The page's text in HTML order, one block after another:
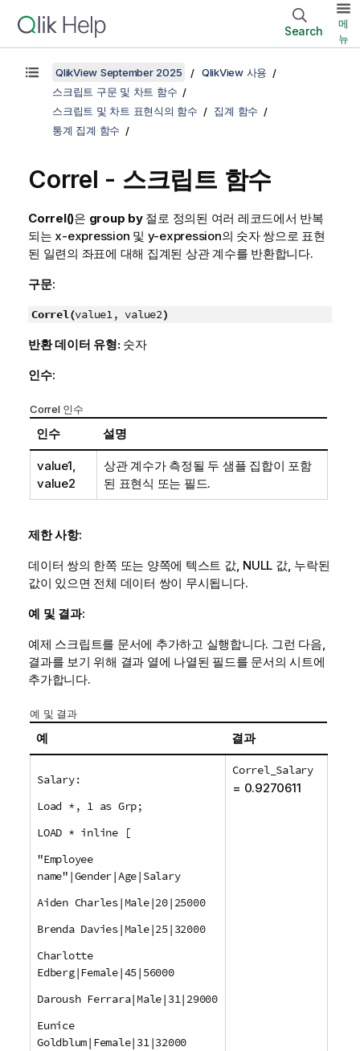
Search
메
뉴
QlikView September 2025
QlikView 사용
스크립트 구문 및 차트 함수
스크립트 및 차트 표현식의 함수
집계 함수
통계 집계 함수
Correl - 스크립트 함수
Correl()은 group by절로 정의된 여러 레코드에서 반복
되는 x-expression 및 y-expression의 숫자 쌍으로 표현
된 일련의 좌표에 대해 집계된 상관 계수를 반환합니다.
구문:
Correl(value1, value2)
반환 데이터 유형: 숫자
인수:
Correl 인수
인수 설명
value1,
value2
상관 계수가 측정될 두 샘플 집합이 포함
된 표현식 또는 필드.
제한 사항:
데이터 쌍의 한쪽 또는 양쪽에 텍스트 값, NULL 값, 누락된
값이 있으면 전체 데이터 쌍이 무시됩니다.
예 및 결과:
예제 스크립트를 문서에 추가하고 실행합니다. 그런 다음,
결과를 보기 위해 결과 열에 나열된 필드를 문서의 시트에
추가합니다.
예 및 결과
예 결과
Salary:
Load *, 1 as Grp;
LOAD * inline [
"Employee
name"|Gender|Age|Salary
Aiden Charles|Male|20|25000
Brenda Davies|Male|25|32000
Charlotte
Edberg|Female|45|56000
Daroush Ferrara|Male|31|29000
Eunice
Goldblum|Female|31|32000
Correl_Salary
= 0.9270611